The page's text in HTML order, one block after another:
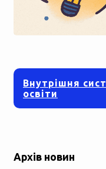
Внутрішня
освіти
Архів новин